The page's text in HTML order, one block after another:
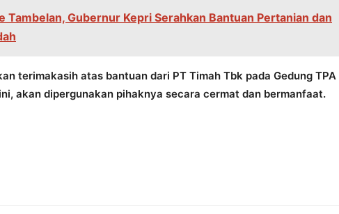
Tambelan, Gubernur Kepri Serahkan Bantuan Pertanian dan
terimakasih atas bantuan dari PT Timah Tbk pada Gedung TPA
akan dipergunakan pihaknya secara cermat dan bermanfaat.